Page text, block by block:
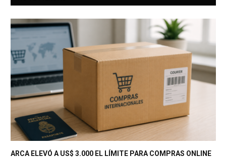
ARCA ELEVÓ A US$ 3.000 EL LÍMITE PARA COMPRAS ONLINE